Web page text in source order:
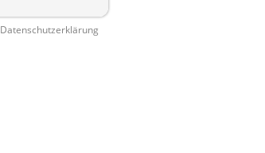
Datenschutzerklärung